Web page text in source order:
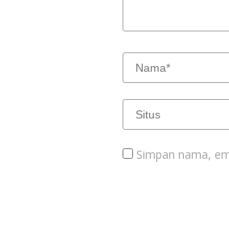
Simpan nama,